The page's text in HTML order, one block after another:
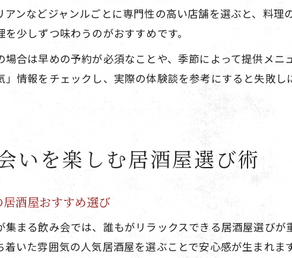
アンなどジャンルごとに専門性の高い店舗を選ぶと、料
少しずつ味わうのがおすすめです。
場合は早めの予約が必須なことや、季節によって提供メ
情報をチェックし、実際の体験談を参考にすると失敗し
いを楽しむ居酒屋選び術
酒屋おすすめ選び
集まる飲み会では、誰もがリラックスできる居酒屋選び
着いた雰囲気の人気居酒屋を選ぶことで安心感が生まれ